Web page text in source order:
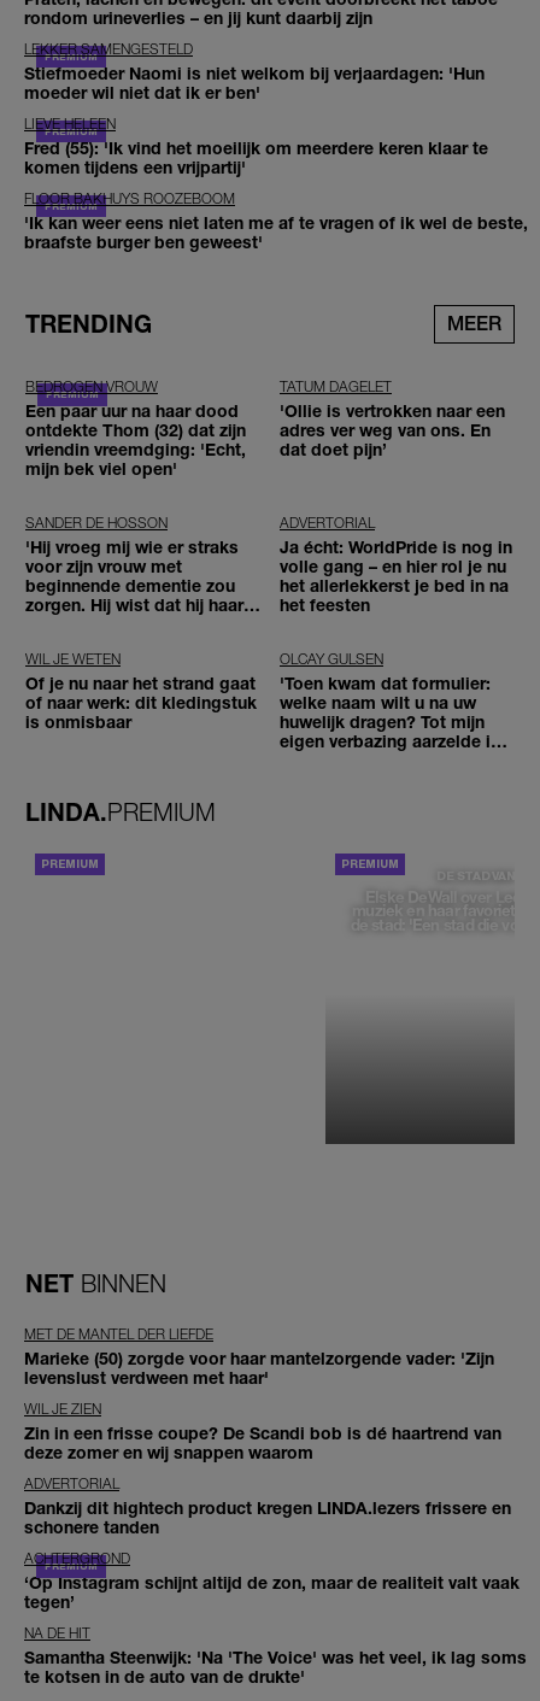
rondom urineverlies – en jij kunt daarbij zijn
LEKKER SAMENGESTELD
Stiefmoeder Naomi is niet welkom bij verjaardagen: 'Hun
moeder wil niet dat ik er ben'
LIEVE HELEEN
Fred (55): 'Ik vind het moeilijk om meerdere keren klaar te
komen tijdens een vrijpartij'
FLOOR BAKHUYS ROOZEBOOM
'Ik kan weer eens niet laten me af te vragen of ik wel de beste,
braafste burger ben geweest'
TRENDING MEER
BEDROGEN VROUW
Een paar uur na haar dood
ontdekte Thom (32) dat zijn
vriendin vreemdging: 'Echt,
mijn bek viel open'
TATUM DAGELET
'Ollie is vertrokken naar een
adres ver weg van ons. En
dat doet pijn’
SANDER DE HOSSON
'Hij vroeg mij wie er straks
voor zijn vrouw met
beginnende dementie zou
zorgen. Hij wist dat hij haar
ADVERTORIAL
Ja écht: WorldPride is nog in
volle gang – en hier rol je nu
het allerlekkerst je bed in na
het feesten
WIL JE WETEN
Of je nu naar het strand gaat
of naar werk: dit kledingstuk
is onmisbaar
OLCAY GULSEN
'Toen kwam dat formulier:
welke naam wilt u na uw
huwelijk dragen? Tot mijn
eigen verbazing aarzelde ik
LINDA.PREMIUM
DE STAD VAN
Elske DeWall over
muziek en haar favoriete
de stad: 'Een stad die
NET BINNEN
MET DE MANTEL DER LIEFDE
Marieke (50) zorgde voor haar mantelzorgende vader: 'Zijn
levenslust verdween met haar'
WIL JE ZIEN
Zin in een frisse coupe? De Scandi bob is dé haartrend van
deze zomer en wij snappen waarom
ADVERTORIAL
Dankzij dit hightech product kregen LINDA.lezers frissere en
schonere tanden
ACHTERGROND
‘Op Instagram schijnt altijd de zon, maar de realiteit valt vaak
tegen’
NA DE HIT
Samantha Steenwijk: 'Na 'The Voice' was het veel, ik lag soms
te kotsen in de auto van de drukte'